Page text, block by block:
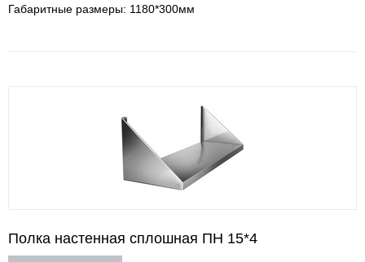
Габаритные размеры: 1180*300мм
Полка настенная сплошная ПН 15*4